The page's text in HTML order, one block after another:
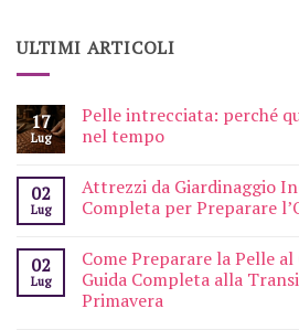
ULTIMI ARTICOLI
17
Lug
Pelle intrecciata: perché
nel tempo
02
Lug
Attrezzi da Giardinaggio
Completa per Preparare
02
Lug
Come Preparare la Pelle
Guida Completa alla
Primavera